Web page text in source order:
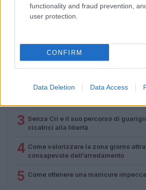
functionality and fraud prevention,
user protection.
CONFIRM
Data Deletion Data Access
Camilla Fiore · 10 Ago 2026
PIÙ LETTI
1 Sognare una bara è presagio di
Sognare il fango ha anche dei
3 Senza Cri e il suo percorso di
cicatrici alla libertà
4 Come valorizzare la zona giorno
consapevole dell’arredamento
5 Come ottenere una manicure